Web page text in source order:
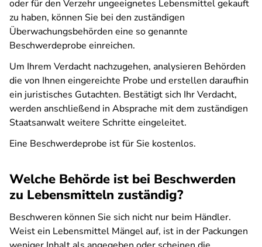
oder für den Verzehr ungeeignetes Lebensmittel gekauft
zu haben, können Sie bei den zuständigen
Überwachungsbehörden eine so genannte
Beschwerdeprobe einreichen.
Um Ihrem Verdacht nachzugehen, analysieren Behörden
die von Ihnen eingereichte Probe und erstellen daraufhin
ein juristisches Gutachten. Bestätigt sich Ihr Verdacht,
werden anschließend in Absprache mit dem zuständigen
Staatsanwalt weitere Schritte eingeleitet.
Eine Beschwerdeprobe ist für Sie kostenlos.
Welche Behörde ist bei Beschwerden
zu Lebensmitteln zuständig?
Beschweren können Sie sich nicht nur beim Händler.
Weist ein Lebensmittel Mängel auf, ist in der Packungen